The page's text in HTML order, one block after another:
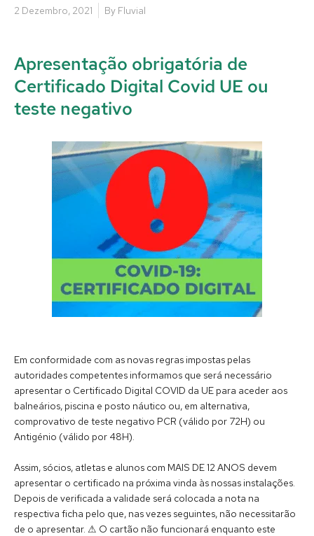
2 Dezembro, 2021 By Fluvial
Apresentação obrigatória de
Certificado Digital Covid UE ou
teste negativo
Em conformidade com as novas regras impostas pelas
autoridades competentes informamos que será necessário
apresentar o Certificado Digital COVID da UE para aceder aos
balneários, piscina e posto náutico ou, em alternativa,
comprovativo de teste negativo PCR (válido por 72H) ou
Antigénio (válido por 48H).
Assim, sócios, atletas e alunos com MAIS DE 12 ANOS devem
apresentar o certificado na próxima vinda às nossas instalações.
Depois de verificada a validade será colocada a nota na
respectiva ficha pelo que, nas vezes seguintes, não necessitarão
de o apresentar. ⚠ O cartão não funcionará enquanto este